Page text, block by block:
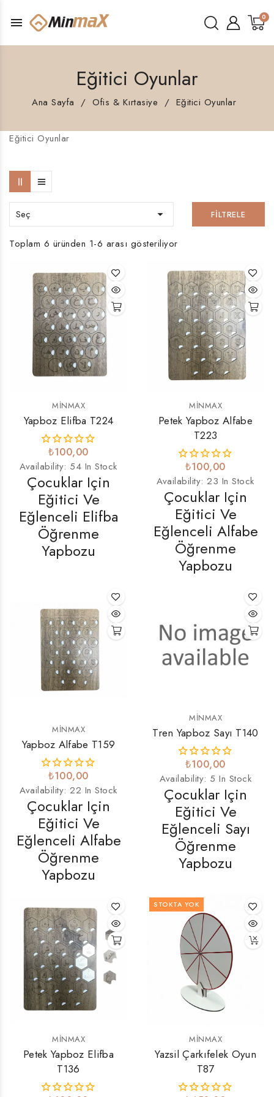
menu
Eğitici Oyunlar
Ana Sayfa Ofis & Kırtasiye Eğitici Oyunlar
Eğitici Oyunlar
Seç  FILTRELE
Toplam 6 üründen 1-6 arası gösteriliyor
MINMAX
Yapboz Elifba T224
₺100,00
Availability: 54 In Stock
Çocuklar Için
Eğitici Ve
Eğlenceli Elifba
Öğrenme
Yapbozu
MINMAX
Petek Yapboz Alfabe
T223
₺100,00
Availability:23 In Stock
Çocuklar Için
Eğitici Ve
Eğlenceli Alfabe
Öğrenme
Yapbozu
MINMAX
Yapboz Alfabe T159
₺100,00
Availability:22 In Stock
Çocuklar Için
Eğitici Ve
Eğlenceli Alfabe
Öğrenme
Yapbozu
MINMAX
Tren Yapboz Sayı T140
₺100,00
Availability: 5 In Stock
Çocuklar Için
Eğitici Ve
Eğlenceli Sayı
Öğrenme
Yapbozu
MINMAX
Petek Yapboz Elifba
T136
STOKTA YOK
MINMAX
Yazsil Çarkıfelek Oyun
T87